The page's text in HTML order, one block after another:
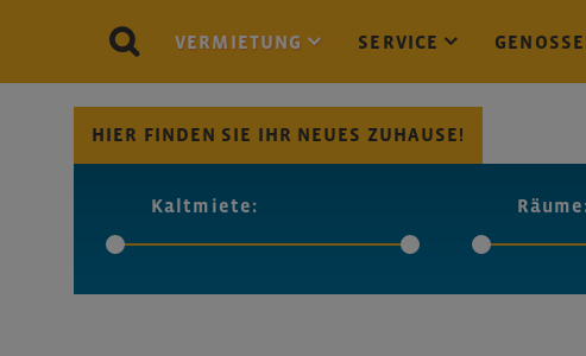
VERMIETUNG SERVICE
HIER FINDEN SIE IHR NEUES ZUHAUSE!
Kaltmiete: